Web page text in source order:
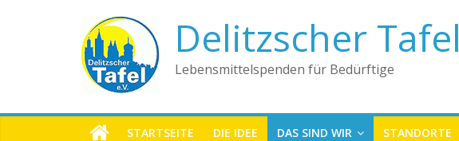
Delitzscher Tafel
Lebensmittelspenden für Bedürftige
STARTSEITE DIE IDEE DAS SIND WIR STANDORTE